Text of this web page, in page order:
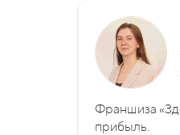
Франшиза
прибыль.